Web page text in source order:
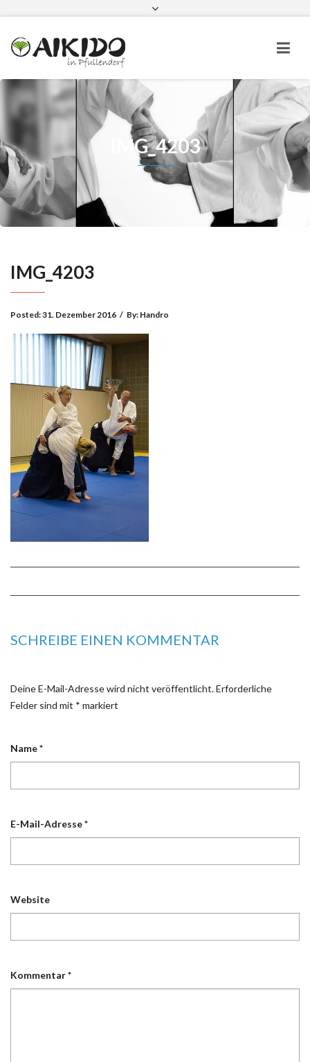
Aikido in Pfullendorf bei Instagram
IMG_4203
IMG_4203
Posted:31. Dezember 2016 / By: Handro
SCHREIBE EINEN KOMMENTAR
Deine E-Mail-Adresse wird nicht veröffentlicht.Erforderliche
Felder sind mit * markiert
Name*
E-Mail-Adresse*
Website
Kommentar*